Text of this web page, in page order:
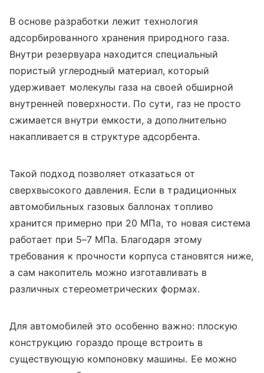
В основе разработки лежит технология
адсорбированного хранения природного газа.
Внутри резервуара находится специальный
пористый углеродный материал, который
удерживает молекулы газа на своей обширной
внутренней поверхности. По сути, газ не просто
сжимается внутри емкости, а дополнительно
накапливается в структуре адсорбента.
Такой подход позволяет отказаться от
сверхвысокого давления. Если в традиционных
автомобильных газовых баллонах топливо
хранится примерно при 20 МПа, то новая система
работает при 5–7 МПа. Благодаря этому
требования к прочности корпуса становятся ниже,
а сам накопитель можно изготавливать в
различных стереометрических формах.
Для автомобилей это особенно важно: плоскую
конструкцию гораздо проще встроить в
существующую компоновку машины. Ее можно